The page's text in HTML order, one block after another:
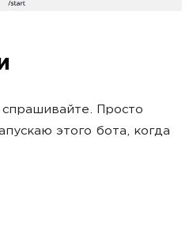
Просто
этого бота, когда